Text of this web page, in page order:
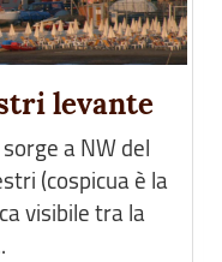
levante
a NW del
(cospicua è la
visibile tra la